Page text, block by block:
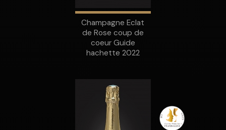
Champagne Eclat
de Rose coup de
coeur Guide
hachette 2022